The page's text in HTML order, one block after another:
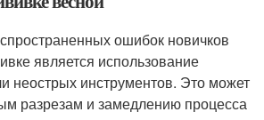
ошибок новичков
является использование
неострых инструментов. Это может
разрезам и замедлению процесса